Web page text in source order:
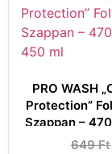
PRO WASH
Protection”
Szappan –
ml
649Ft